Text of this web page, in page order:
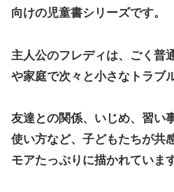
向けの児童書シリーズです。
主人公のフレディは、ごく普
や家庭で次々と小さなトラブ
友達との関係、いじめ、習い
使い方など、子どもたちが共
モアたっぷりに描かれています